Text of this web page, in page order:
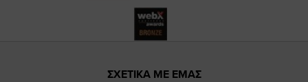
ΣΧΕΤΙΚΑ ΜΕ ΕΜΑΣ